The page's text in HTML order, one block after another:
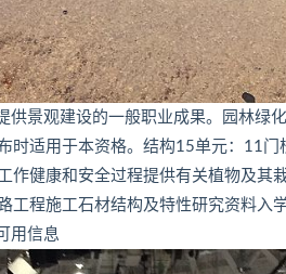
供景观建设的一般职业成果。园林绿
时适用于本资格。结构15单元：11
作健康和安全过程提供有关植物及其
工程施工石材结构及特性研究资料入
用信息